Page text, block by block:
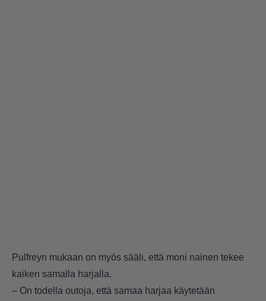
Pulfreyn mukaan on myös sääli, että moni nainen tekee
kaiken samalla harjalla.
– On todella outoja, että samaa harjaa käytetään